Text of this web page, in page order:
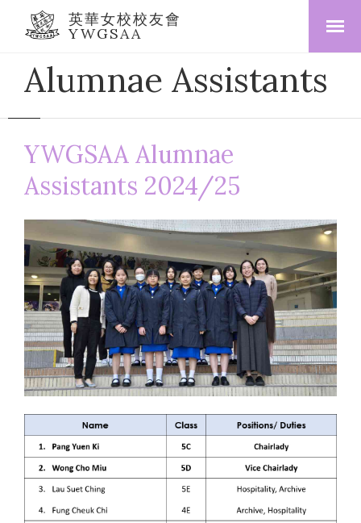
英華女校校友會
YWGSAA
Alumnae Assistants
YWGSAA Alumnae
Assistants 2024/25